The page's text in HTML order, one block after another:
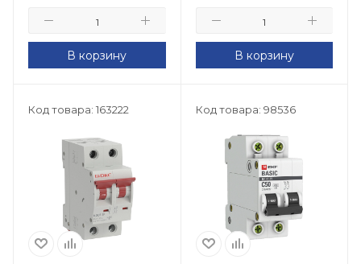
В корзину В корзину
Код товара: 163222 Код товара: 98536